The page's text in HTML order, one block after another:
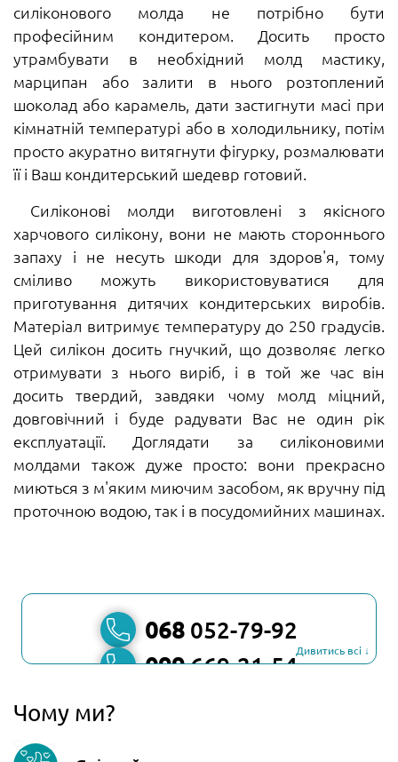
силіконового молда не потрібно бути
професійним кондитером. Досить просто
утрамбувати в необхідний молд мастику,
марципан або залити в нього розтоплений
шоколад або карамель, дати застигнути масі при
кімнатній температурі або в холодильнику, потім
просто акуратно витягнути фігурку, розмалювати
її і Ваш кондитерський шедевр готовий.
Силіконові молди виготовлені з якісного
харчового силікону, вони не мають стороннього
запаху і не несуть шкоди для здоров'я, тому
сміливо можуть використовуватися для
приготування дитячих кондитерських виробів.
Матеріал витримує температуру до 250 градусів.
Цей силікон досить гнучкий, що дозволяє легко
отримувати з нього виріб, і в той же час він
досить твердий, завдяки чому молд міцний,
довговічний і буде радувати Вас не один рік
експлуатації. Доглядати за силіконовими
молдами також дуже просто: вони прекрасно
миються з м'яким миючим засобом, як вручну під
проточною водою, так і в посудомийних машинах.
068 052-79-92
099669-21-54Дивитись всі ↓
Чому ми?